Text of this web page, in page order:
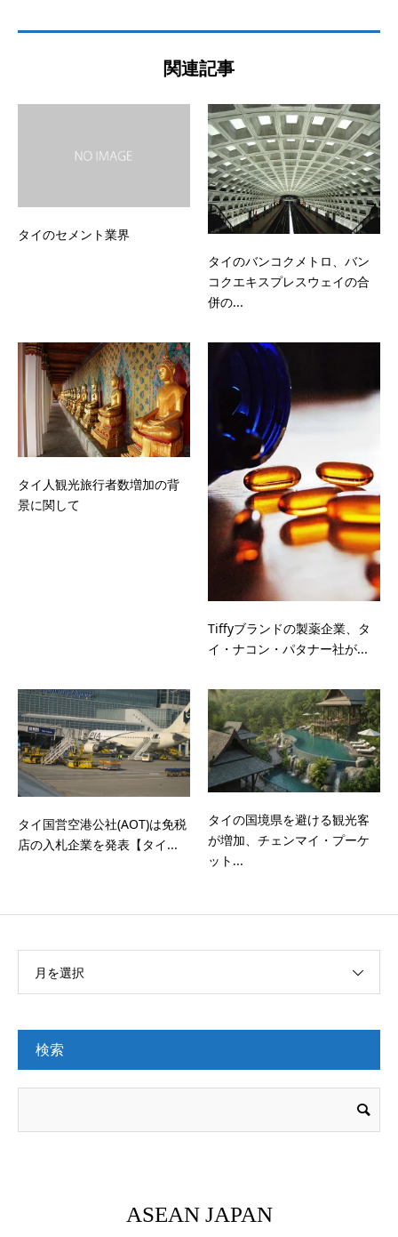
関連記事
タイのセメント業界
タイのバンコクメトロ、バン
コクエキスプレスウェイの合
併の...
タイ人観光旅行者数増加の背
景に関して
Tiffyブランドの製薬企業、タ
イ・ナコン・パタナー社が...
タイ国営空港公社(AOT)は免税
店の入札企業を発表【タイ...
タイの国境県を避ける観光客
が増加、チェンマイ・プーケ
ット...
月を選択
検索
ASEAN JAPAN